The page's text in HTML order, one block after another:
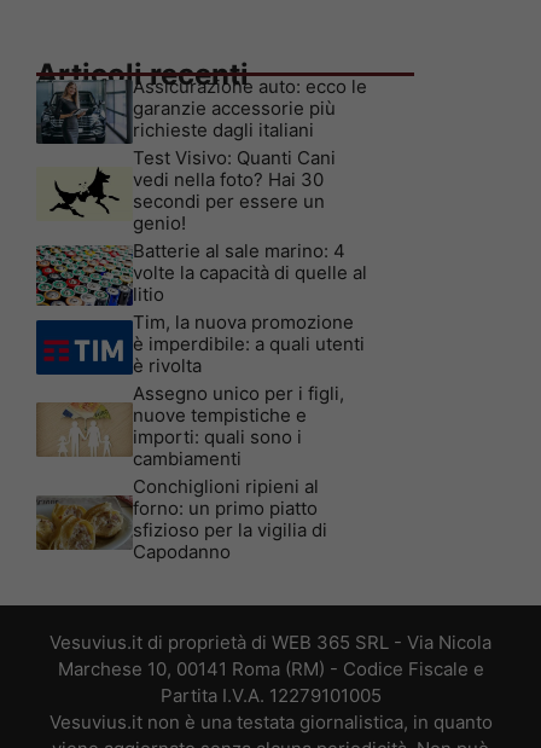
Articoli recenti
Assicurazione auto: ecco le
garanzie accessorie più
richieste dagli italiani
Test Visivo: Quanti Cani
vedi nella foto? Hai 30
secondi per essere un
genio!
Batterie al sale marino: 4
volte la capacità di quelle al
litio
Tim, la nuova promozione
è imperdibile: a quali utenti
è rivolta
Assegno unico per i figli,
nuove tempistiche e
importi: quali sono i
cambiamenti
Conchiglioni ripieni al
forno: un primo piatto
sfizioso per la vigilia di
Capodanno
Vesuvius.it di proprietà di WEB 365 SRL - Via Nicola
Marchese 10, 00141 Roma (RM) - Codice Fiscale e
Partita I.V.A. 12279101005
Vesuvius.it non è una testata giornalistica, in quanto